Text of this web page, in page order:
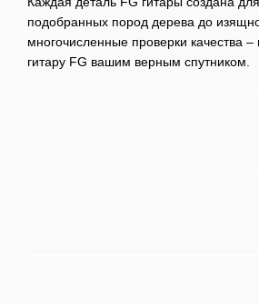
подобранных пород дерева до
многочисленные проверки качества
гитару FG вашим верным спутником.